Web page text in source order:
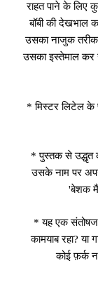
राहत पाने के लिए
बॉबी की देखभाल
उसका नाजुक
उसका इस्तेमाल
* मिस्टर लिटेल के
* पुस्तक से उद्धृत
उसके नाम पर
'बेशक मैं
* यह एक
कामयाब रहा?
कोई फ़र्क